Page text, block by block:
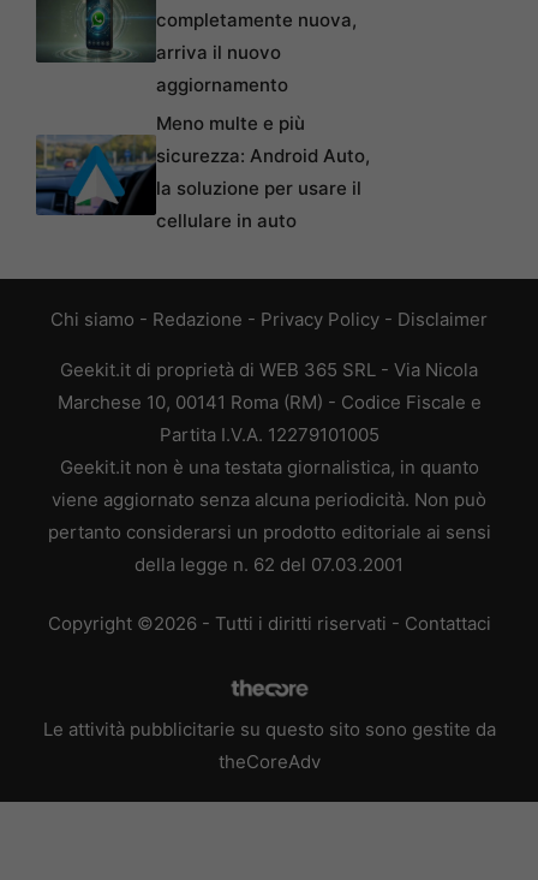
completamente nuova,
arriva il nuovo
aggiornamento
Meno multe e più
sicurezza: Android Auto,
la soluzione per usare il
cellulare in auto
Chi siamo - Redazione - Privacy Policy - Disclaimer
Geekit.it di proprietà di WEB 365 SRL - Via Nicola
Marchese 10, 00141 Roma (RM) - Codice Fiscale e
Partita I.V.A. 12279101005
Geekit.it non è una testata giornalistica, in quanto
viene aggiornato senza alcuna periodicità. Non può
pertanto considerarsi un prodotto editoriale ai sensi
della legge n. 62 del 07.03.2001
Copyright ©2026 - Tutti i diritti riservati - Contattaci
Le attività pubblicitarie su questo sito sono gestite da
theCoreAdv